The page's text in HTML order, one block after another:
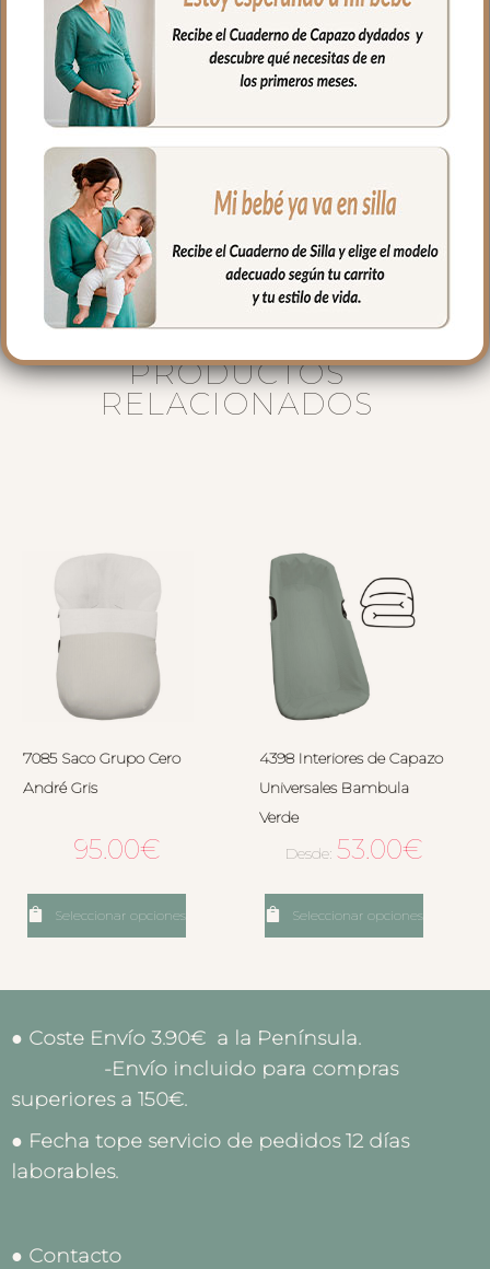
Cierre con cremallera al tono del
estampado.
Puedes llevar las cositas del aseo tu bebé
bien organizadas en el interior.
Medidas bolso:
26 cms Ancho
15 cms Alto
10 cms de lomo
PRODUCTOS
RELACIONADOS
7085 Saco Grupo Cero
André Gris
95.00€
Seleccionar opciones
4398 Interiores de Capazo
Universales Bambula
Verde
Desde: 53.00€
Seleccionar opciones
● Coste Envío 3.90€ a la Península.
-Envío incluido para compras
superiores a 150€.
● Fecha tope servicio de pedidos 12 días
laborables.
● Contacto